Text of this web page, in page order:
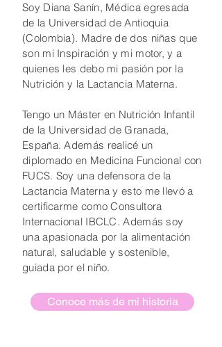
Soy Diana Sanín, Médica egresada
de la Universidad de Antioquia
(Colombia). Madre de dos niñas que
son mi Inspiración y mi motor, y a
quienes les debo mi pasión por la
Nutrición y la Lactancia Materna.
Tengo un Máster en Nutrición Infantil
de la Universidad de Granada,
España. Además realicé un
diplomado en Medicina Funcional con
FUCS. Soy una defensora de la
Lactancia Materna y esto me llevó a
certificarme como Consultora
Internacional IBCLC. Además soy
una apasionada por la alimentación
natural, saludable y sostenible,
guiada por el niño.
Conoce más de mi historia